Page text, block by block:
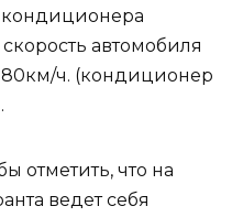
автомобиля
ч. (кондиционер
отметить, что на
ведет себя